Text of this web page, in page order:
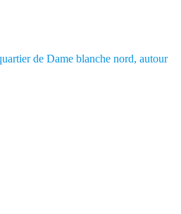
de Dame blanche nord, autour